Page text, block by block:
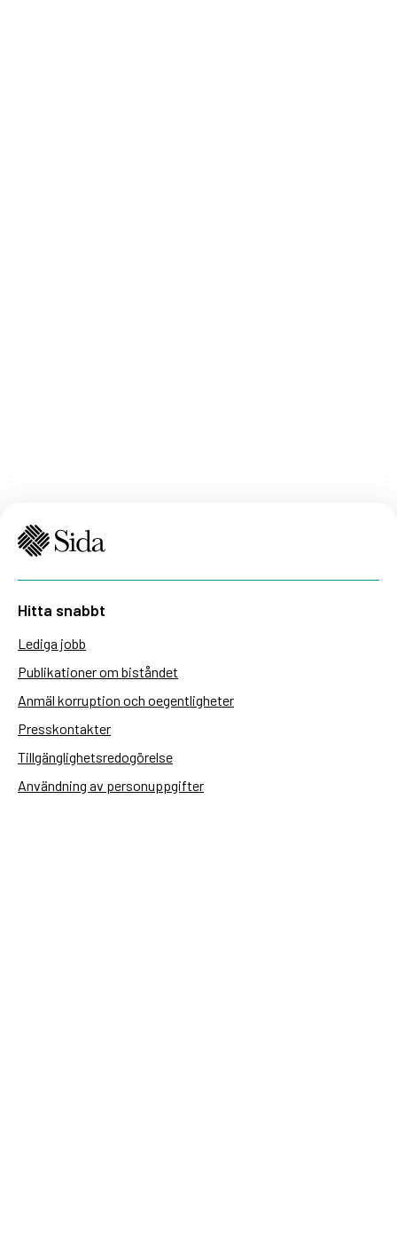
Hitta snabbt
Lediga jobb
Publikationer om biståndet
Anmäl korruption och oegentligheter
Presskontakter
Tillgänglighetsredogörelse
Användning av personuppgifter